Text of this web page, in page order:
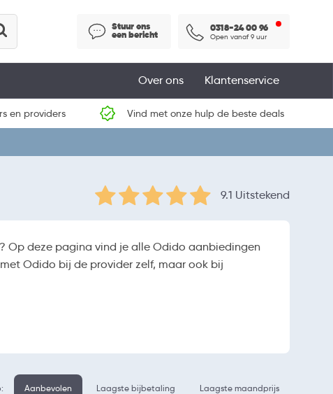
Stuur ons
een bericht
0318-24 00 96
Open vanaf 9 uur
Klantenservice
Over ons
en providers Vind met onze hulp de beste deals
9.1 Uitstekend
Op deze pagina vind je alle Odido aanbiedingen
Odido bij de provider zelf, maar ook bij
Laagste maandprijs
Laagste bijbetaling
Aanbevolen